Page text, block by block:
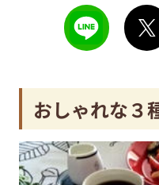
おしゃれな３